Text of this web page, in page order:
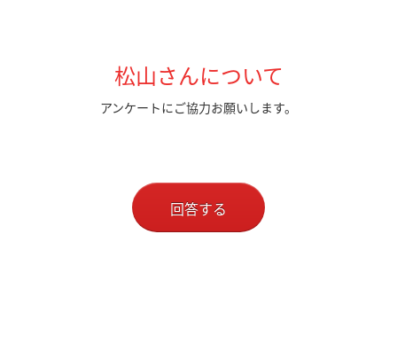
松山さんについて
アンケートにご協力お願いします。
回答する